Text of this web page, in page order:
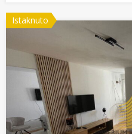
Istaknuto